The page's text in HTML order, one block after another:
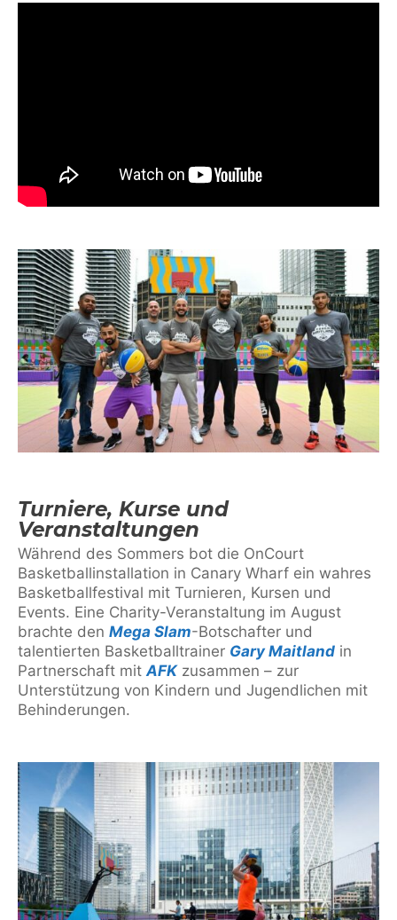
Turniere, Kurse und
Veranstaltungen
Während des Sommers bot die OnCourt
Basketballinstallation in Canary Wharf ein wahres
Basketballfestival mit Turnieren, Kursen und
Events. Eine Charity-Veranstaltung im August
brachte den Mega Slam-Botschafter und
talentierten Basketballtrainer Gary Maitland in
Partnerschaft mit AFKzusammen – zur
Unterstützung von Kindern und Jugendlichen mit
Behinderungen.